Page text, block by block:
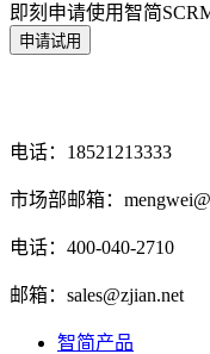
即刻申请使用智简
电话：18521213333
市场部邮箱：
电话：400-040-2710
邮箱：sales@zjian.net
智简产品